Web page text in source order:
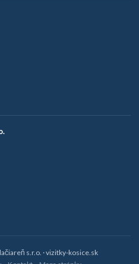
s.r.o. · vizitky-kosice.sk